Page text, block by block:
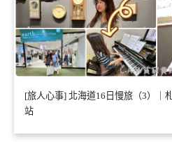
[旅人心事] 北海道16日慢旅（3）｜
站